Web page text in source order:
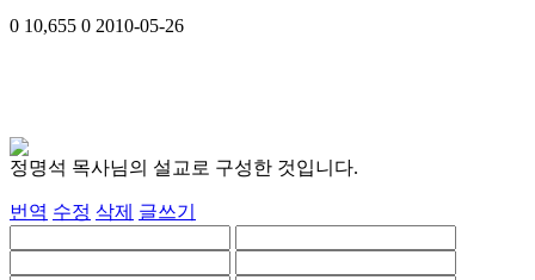
0 10,655 0 2010-05-26
정명석 목사님의 설교로 구성한 것입니다.
번역 수정 삭제 글쓰기